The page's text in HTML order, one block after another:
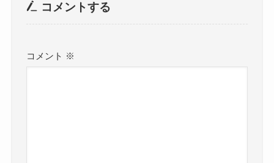
コメントする
コメント ※